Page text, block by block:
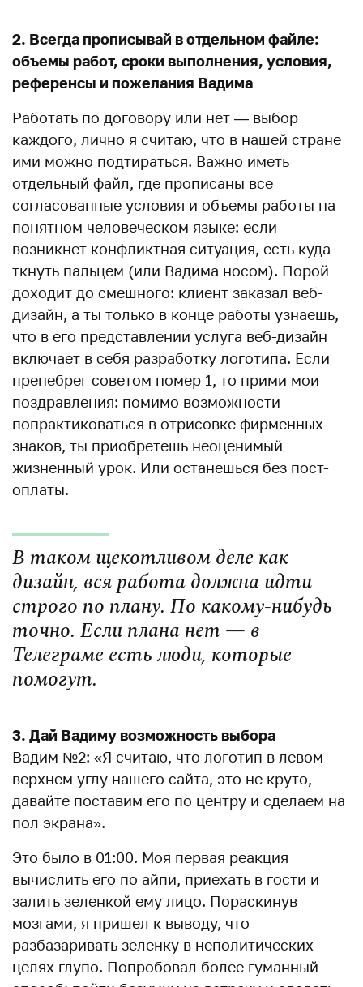
2. Всегда прописывай в отдельном файле:
объемы работ, сроки выполнения, условия,
референсы и пожелания Вадима
Работать по договору или нет — выбор
каждого, лично я считаю, что в нашей стране
ими можно подтираться. Важно иметь
отдельный файл, где прописаны все
согласованные условия и объемы работы на
понятном человеческом языке: если
возникнет конфликтная ситуация, есть куда
ткнуть пальцем (или Вадима носом). Порой
доходит до смешного: клиент заказал веб-
дизайн, а ты только в конце работы узнаешь,
что в его представлении услуга веб-дизайн
включает в себя разработку логотипа. Если
пренебрег советом номер 1, то прими мои
поздравления: помимо возможности
попрактиковаться в отрисовке фирменных
знаков, ты приобретешь неоценимый
жизненный урок. Или останешься без пост-
оплаты.
В таком щекотливом деле как
дизайн, вся работа должна идти
строго по плану. По какому-нибудь
точно. Если плана нет — в
Телеграме есть люди, которые
помогут.
3. Дай Вадиму возможность выбора
Вадим №2: «Я считаю, что логотип в левом
верхнем углу нашего сайта, это не круто,
давайте поставим его по центру и сделаем на
пол экрана».
Это было в 01:00. Моя первая реакция
вычислить его по айпи, приехать в гости и
залить зеленкой ему лицо. Пораскинув
мозгами, я пришел к выводу, что
разбазаривать зеленку в неполитических
целях глупо. Попробовал более гуманный